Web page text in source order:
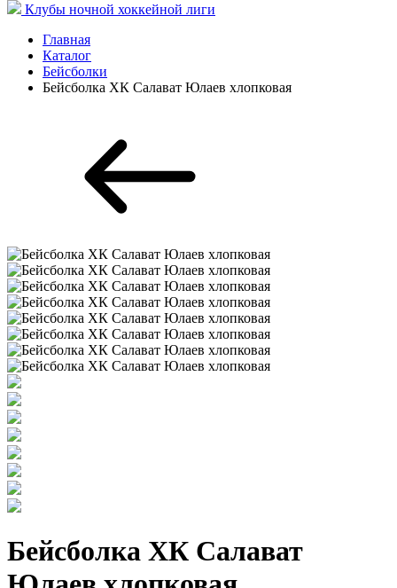
Клубы ночной хоккейной лиги
Главная
Каталог
Бейсболки
Бейсболка ХК Салават Юлаев хлопковая
Бейсболка ХК Салават